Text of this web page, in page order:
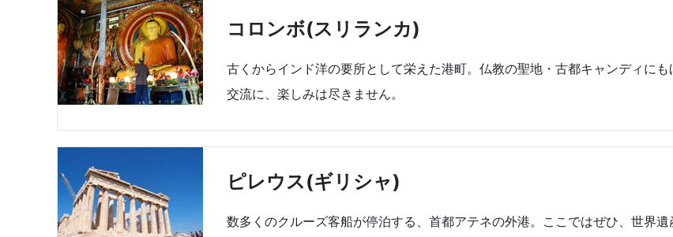
コロンボ(スリランカ)
古くからインド洋の要所として栄えた港町。仏教の聖地・古都キャンディに
交流に、楽しみは尽きません。
ピレウス(ギリシャ)
数多くのクルーズ客船が停泊する、首都アテネの外港。ここではぜひ、世界